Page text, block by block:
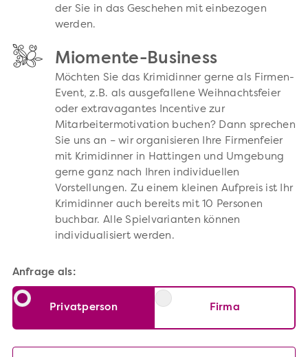
der Sie in das Geschehen mit einbezogen
werden.
Miomente-Business
Möchten Sie das Krimidinner gerne als Firmen-
Event, z.B. als ausgefallene Weihnachtsfeier
oder extravagantes Incentive zur
Mitarbeitermotivation buchen? Dann sprechen
Sie uns an – wir organisieren Ihre Firmenfeier
mit Krimidinner in Hattingen und Umgebung
gerne ganz nach Ihren individuellen
Vorstellungen. Zu einem kleinen Aufpreis ist Ihr
Krimidinner auch bereits mit 10 Personen
buchbar. Alle Spielvarianten können
individualisiert werden.
Anfrage als:
Privatperson Firma